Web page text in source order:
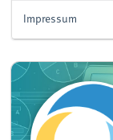
Impressum